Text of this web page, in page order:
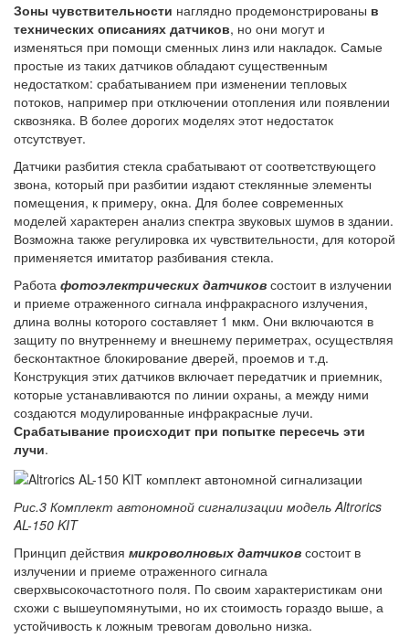
Зоны чувствительности наглядно продемонстрированы в
технических описаниях датчиков, но они могут и
изменяться при помощи сменных линз или накладок. Самые
простые из таких датчиков обладают существенным
недостатком: срабатыванием при изменении тепловых
потоков, например при отключении отопления или появлении
сквозняка. В более дорогих моделях этот недостаток
отсутствует.
Датчики разбития стекла срабатывают от соответствующего
звона, который при разбитии издают стеклянные элементы
помещения, к примеру, окна. Для более современных
моделей характерен анализ спектра звуковых шумов в здании.
Возможна также регулировка их чувствительности, для которой
применяется имитатор разбивания стекла.
Работа фотоэлектрических датчиков состоит в излучении
и приеме отраженного сигнала инфракрасного излучения,
длина волны которого составляет 1 мкм. Они включаются в
защиту по внутреннему и внешнему периметрах, осуществляя
бесконтактное блокирование дверей, проемов и т.д.
Конструкция этих датчиков включает передатчик и приемник,
которые устанавливаются по линии охраны, а между ними
создаются модулированные инфракрасные лучи.
Срабатывание происходит при попытке пересечь эти
лучи.
Рис.3 Комплект автономной сигнализации модель Altrorics
AL-150 KIT
Принцип действия микроволновых датчиков состоит в
излучении и приеме отраженного сигнала
сверхвысокочастотного поля. По своим характеристикам они
схожи с вышеупомянутыми, но их стоимость гораздо выше, а
устойчивость к ложным тревогам довольно низка.